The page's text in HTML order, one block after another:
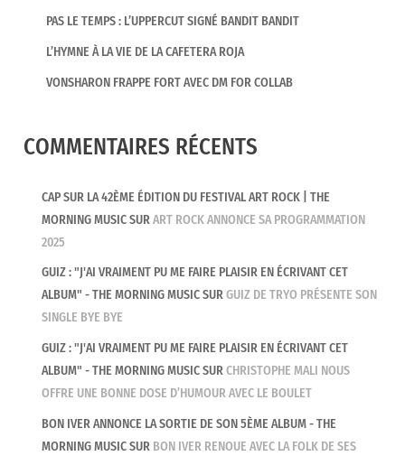
PAS LE TEMPS : L’UPPERCUT SIGNÉ BANDIT BANDIT
L’HYMNE À LA VIE DE LA CAFETERA ROJA
VONSHARON FRAPPE FORT AVEC DM FOR COLLAB
COMMENTAIRES RÉCENTS
CAP SUR LA 42ÈME ÉDITION DU FESTIVAL ART ROCK | THE
MORNING MUSICSURART ROCK ANNONCE SA PROGRAMMATION
2025
GUIZ : "J'AI VRAIMENT PU ME FAIRE PLAISIR EN ÉCRIVANT CET
ALBUM" - THE MORNING MUSICSURGUIZ DE TRYO PRÉSENTE SON
SINGLE BYE BYE
GUIZ : "J'AI VRAIMENT PU ME FAIRE PLAISIR EN ÉCRIVANT CET
ALBUM" - THE MORNING MUSICSURCHRISTOPHE MALI NOUS
OFFRE UNE BONNE DOSE D’HUMOUR AVEC LE BOULET
BON IVER ANNONCE LA SORTIE DE SON 5ÈME ALBUM - THE
MORNING MUSICSUR BON IVER RENOUE AVEC LA FOLK DE SES